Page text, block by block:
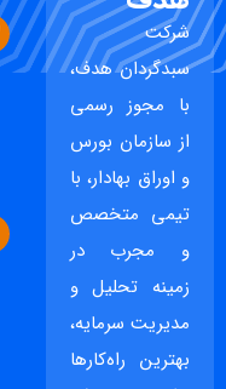
شرکت
سبدگردان هدف،
با مجوز رسمی
از سازمان بورس
و اوراق بهادار، با
تیمی متخصص
و مجرب در
زمینه تحلیل و
مدیریت سرمایه،
بهترین راه‌کارها